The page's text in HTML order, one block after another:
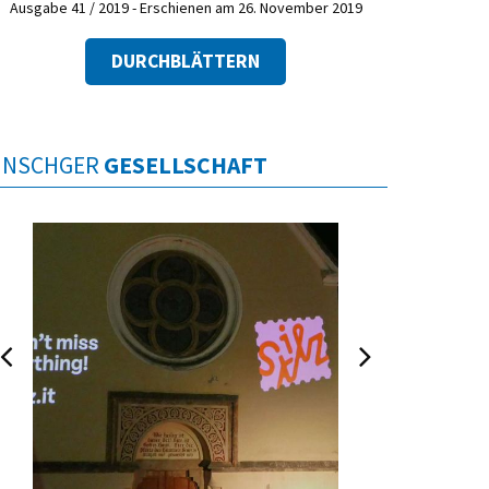
Ausgabe 41 / 2019 - Erschienen am 26. November 2019
DURCHBLÄTTERN
GESELLSCHAFT